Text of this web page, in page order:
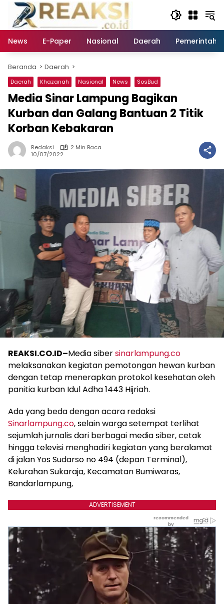
Langsung
konten
News
E-Paper Nasional Daerah
Beranda Daerah
Daerah Khazanah Nasional News SosBud
Media Sinar Lampung Bagikan
Kurban dan Galang Bantuan 2 Titik
Korban Kebakaran
Redaksi
2 Min Baca
10/07/2022
REAKSI.CO.ID–Media sibersinarlampung.co
melaksanakan kegiatan pemotongan hewan kurban
dengan tetap menerapkan protokol kesehatan oleh
panitia kurban Idul Adha 1443 Hijriah.
Ada yang beda dengan acara redaksi
Sinarlampung.co, selain warga setempat terlihat
sejumlah jurnalis dari berbagai media siber, cetak
hingga televisi menghadiri kegiatan yang beralamat
di jalan Yos Sudarso no 494 (depan Terminal),
Kelurahan Sukaraja, Kecamatan Bumiwaras,
Bandarlampung,
ADVERTISEMENT